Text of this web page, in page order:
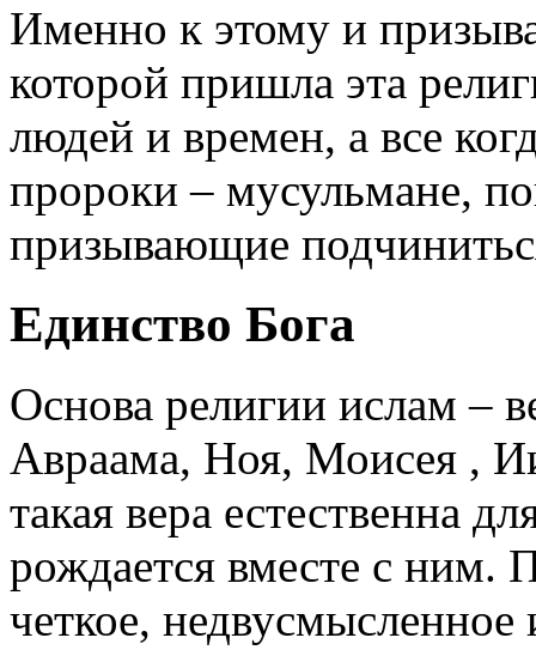
Именно к этому и
которой пришла эта
людей и времен, а все
пророки – мусульмане,
призывающие
Единство Бога
Основа религии ислам –
Авраама, Ноя, Моисея ,
такая вера естественна
рождается вместе с ним.
четкое,